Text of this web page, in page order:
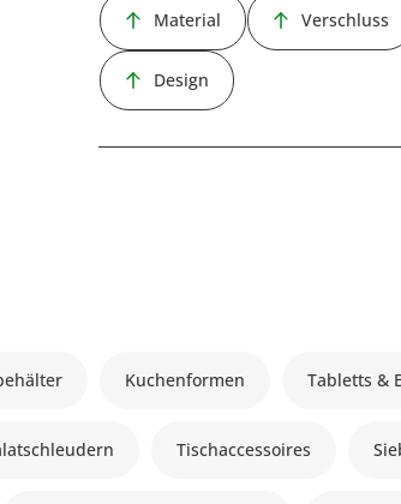
Material Verschluss
Design
Kuchenformen Tabletts &
Tischaccessoires